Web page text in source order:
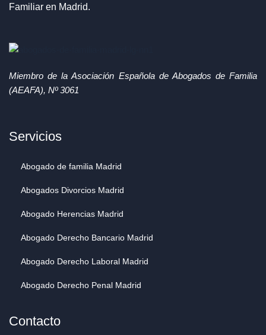
Familiar en Madrid.
Miembro de la Asociación Española de Abogados de Familia
(AEAFA), Nº 3061
Servicios
Abogado de familia Madrid
Abogados Divorcios Madrid
Abogado Herencias Madrid
Abogado Derecho Bancario Madrid
Abogado Derecho Laboral Madrid
Abogado Derecho Penal Madrid
Contacto